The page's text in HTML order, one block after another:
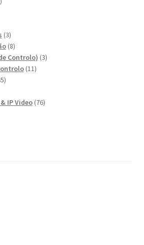
33
produtos
88
produtos
Controlo) 33
1111
245
IP Video 7676